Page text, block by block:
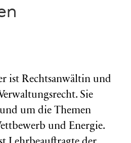
ist Rechtsanwältin und
Sie
um die Themen
und Energie.